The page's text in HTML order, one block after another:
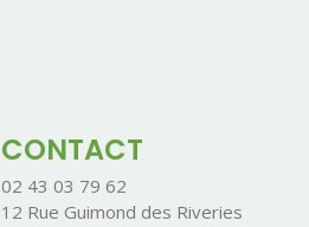
CONTACT
02 43 03 79 62
12 Rue Guimond des Riveries